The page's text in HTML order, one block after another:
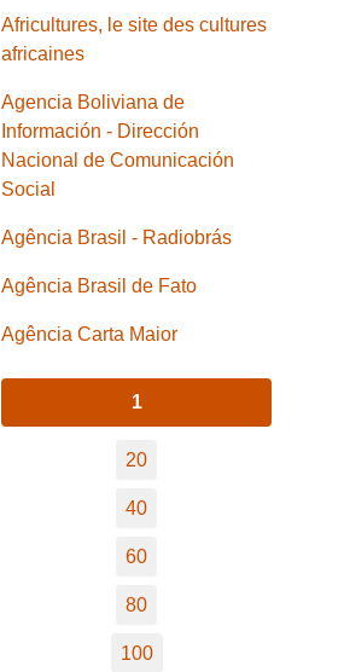
Africultures, le site des cultures
africaines
Agencia Boliviana de
Información - Dirección
Nacional de Comunicación
Social
Agência Brasil - Radiobrás
Agência Brasil de Fato
Agência Carta Maior
1
20
40
60
80
100